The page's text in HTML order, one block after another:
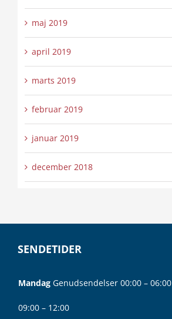
maj 2019
april 2019
marts 2019
februar 2019
januar 2019
december 2018
SENDETIDER
Mandag Genudsendelser 00:00 – 06:00
09:00 – 12:00